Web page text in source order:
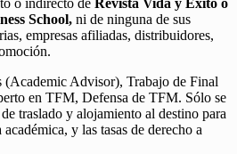
School, ni de ninguna de sus
empresas afiliadas, distribuidores,
(Academic Advisor), Trabajo de Final
en TFM, Defensa de TFM. Sólo se
traslado y alojamiento al destino para
y las tasas de derecho a